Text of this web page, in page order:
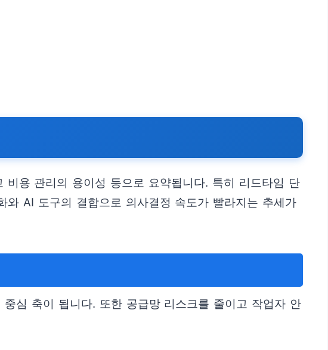
용 관리의 용이성 등으로 요약됩니다. 특히 리드타임 단
AI 도구의 결합으로 의사결정 속도가 빨라지는 추세가
심 축이 됩니다. 또한 공급망 리스크를 줄이고 작업자 안